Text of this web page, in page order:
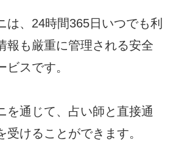
は、24時間365日いつでも利
報も厳重に管理される安全
スです。
を通じて、占い師と直接通
受けることができます。